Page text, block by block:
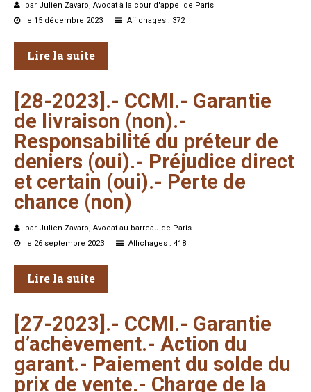
par Julien Zavaro, Avocat à la cour d'appel de Paris
le 15 décembre 2023
Affichages : 372
Lire la suite
[28-2023].- CCMI.- Garantie
de livraison (non).-
Responsabilité du préteur de
deniers (oui).- Préjudice direct
et certain (oui).- Perte de
chance (non)
par Julien Zavaro, Avocat au barreau de Paris
le 26 septembre 2023
Affichages : 418
Lire la suite
[27-2023].- CCMI.- Garantie
d’achèvement.- Action du
garant.- Paiement du solde du
prix de vente.- Charge de la